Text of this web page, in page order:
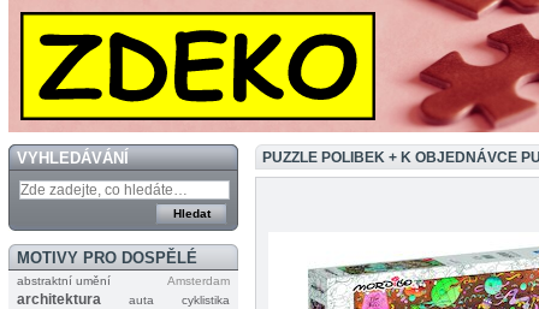
VYHLEDÁVÁNÍ
MOTIVY PRO DOSPĚLÉ
abstraktní umění Amsterdam
architektura auta
cyklistika
PUZZLE POLIBEK + K OBJEDNÁVCE